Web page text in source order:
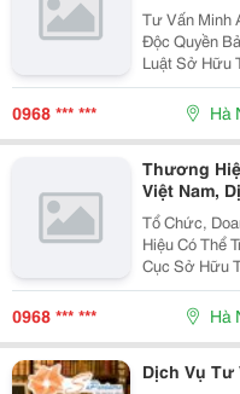
Tư Vấn Minh
Độc Quyền
Luật Sở Hữu
Trong Lĩnh
Nhiều Tổ
0968 *** *** Hà
Thương
Việt Nam,
Tổ Chức,
Hiệu Có Thể
Cục Sở Hữu
Việc Đòi Hỏi
Các Thủ
0968 *** *** Hà
Dịch Vụ Tư